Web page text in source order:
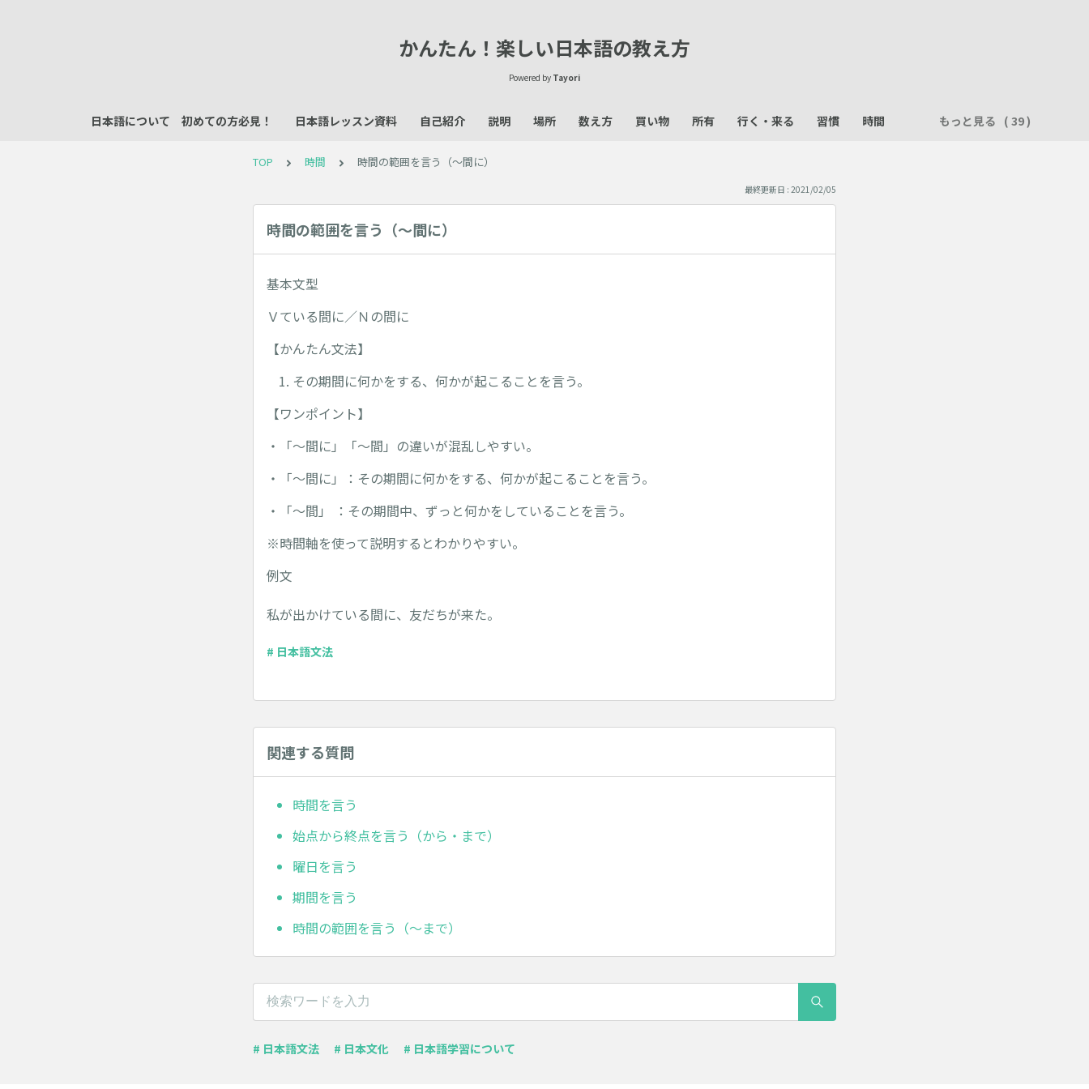
かんたん！楽しい日本語の教え方
Powered by Tayori
日本語について 初めての方必見！ 日本語レッスン資料 自己紹介 説明 場所 数え方 買い物 所有 行く・来る 習慣 時間 もっと見る
TOP 時間 時間の範囲を言う（～間に）
最終更新日 : 2021/02/05
時間の範囲を言う（～間に）
基本文型
Ｖている間に／Ｎの間に
【かんたん文法】
その期間に何かをする、何かが起こることを言う。
【ワンポイント】
・「～間に」「～間」の違いが混乱しやすい。
・「～間に」：その期間に何かをする、何かが起こることを言う。
・「～間」 ：その期間中、ずっと何かをしていることを言う。
※時間軸を使って説明するとわかりやすい。
例文
私が出かけている間に、友だちが来た。
# 日本語文法
関連する質問
時間を言う
始点から終点を言う（から・まで）
曜日を言う
期間を言う
時間の範囲を言う（～まで）
# 日本語文法 # 日本文化 # 日本語学習について